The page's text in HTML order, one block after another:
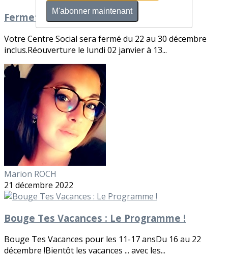
Fermeture de votre Centre Social !
Votre Centre Social sera fermé du 22 au 30 décembre
inclus.Réouverture le lundi 02 janvier à 13...
Marion ROCH
21 décembre 2022
Bouge Tes Vacances : Le Programme !
Bouge Tes Vacances pour les 11-17 ansDu 16 au 22
décembre !Bientôt les vacances ... avec les...
M'abonner maintenant